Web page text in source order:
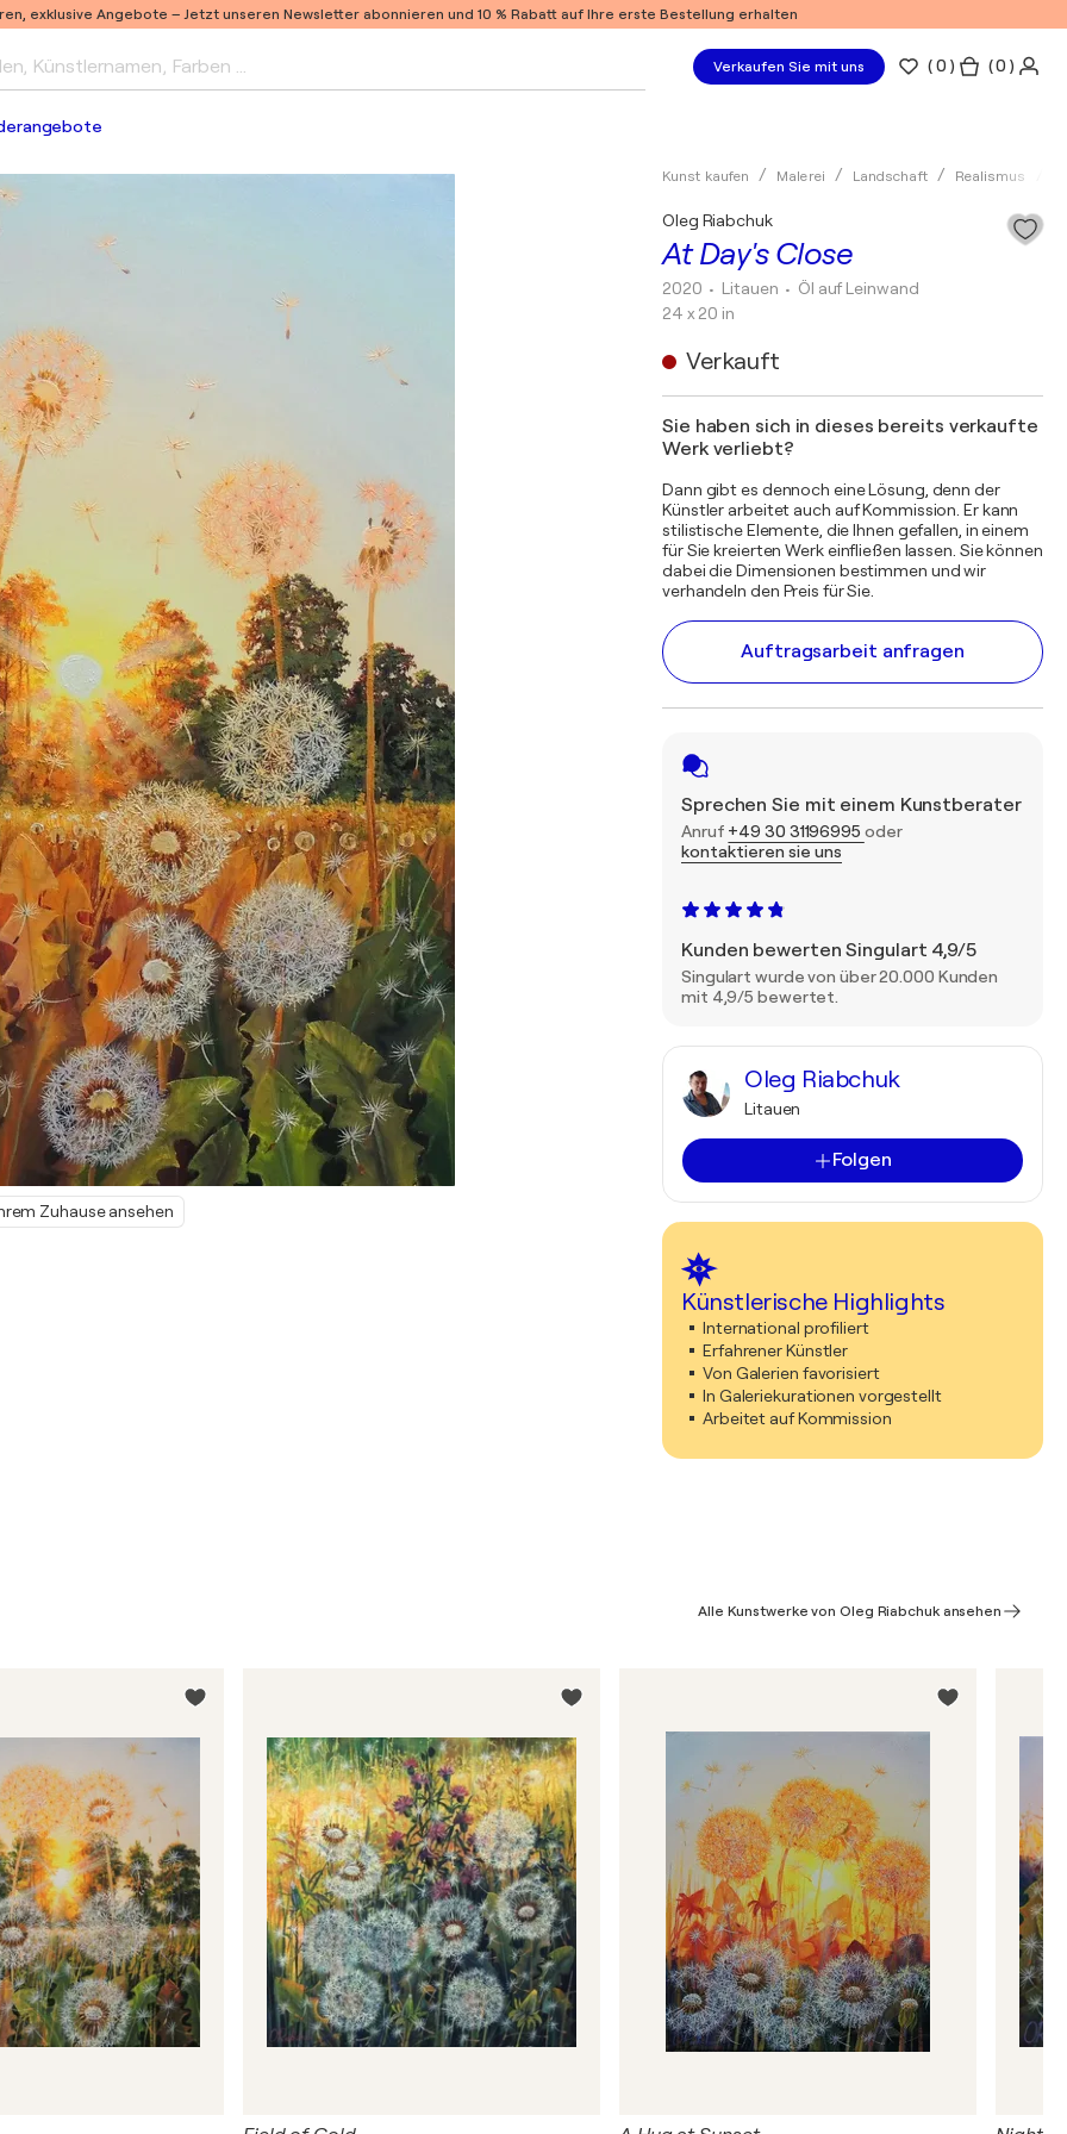
exklusive Angebote – Jetzt unseren Newsletter abonnieren und 10 % Rabatt auf Ihre erste Bestellung erhalten
Künstlernamen, Farben … Verkaufen Sie mit uns (0 ) ( 0 )
Zuhause ansehen
Kunst kaufen Malerei Landschaft Realismus
At Day's Close
Oleg Riabchuk
2020 • Litauen • Öl auf Leinwand
24 x 20 in
Verkauft
Sie haben sich in dieses bereits verkaufte
Werk verliebt?
Dann gibt es dennoch eine Lösung, denn der
Künstler arbeitet auch auf Kommission. Er kann
stilistische Elemente, die Ihnen gefallen, in einem
für Sie kreierten Werk einfließen lassen. Sie können
dabei die Dimensionen bestimmen und wir
verhandeln den Preis für Sie.
Auftragsarbeit anfragen
Sprechen Sie mit einem Kunstberater
Anruf +49 30 31196995 oder
kontaktieren sie uns
Kunden bewerten Singulart 4,9/5
Singulart wurde von über 20.000 Kunden
mit 4,9/5 bewertet.
Oleg Riabchuk
Litauen
Folgen
Künstlerische Highlights
International profiliert
Erfahrener Künstler
Von Galerien favorisiert
In Galeriekurationen vorgestellt
Arbeitet auf Kommission
Alle Kunstwerke von Oleg Riabchuk ansehen